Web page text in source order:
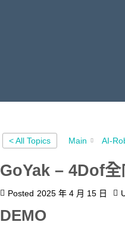
< All Topics Main AI-
GoYak – 4Dof
Posted 2025 年 4 月 15 日
DEMO